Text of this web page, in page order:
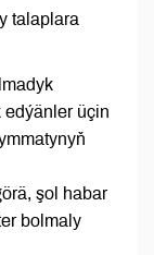
talaplara
üçin
şol habar
bolmaly